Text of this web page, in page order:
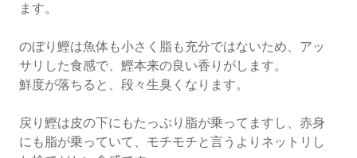
ます。
のぼり鰹は魚体も小さく脂も充分ではないため、アッ
サリした食感で、鰹本来の良い香りがします。
鮮度が落ちると、段々生臭くなります。
戻り鰹は皮の下にもたっぷり脂が乗ってますし、赤身
にも脂が乗っていて、モチモチと言うよりネットリし